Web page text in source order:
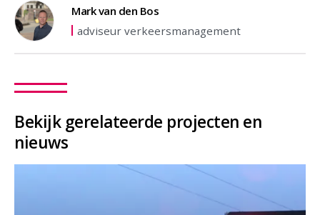
Mark van den Bos
adviseur verkeersmanagement
Bekijk gerelateerde projecten en
nieuws